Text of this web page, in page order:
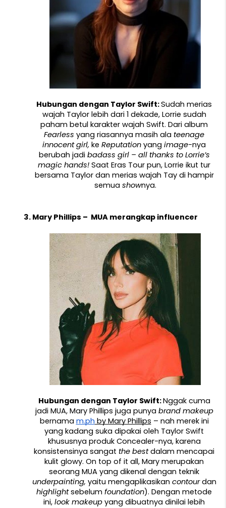
Hubungan dengan Taylor Swift: Sudah merias
wajah Taylor lebih dari 1 dekade, Lorrie sudah
Fearless yang riasannya masih ala teenage
innocent girl, ke Reputation yang image-nya
berubah jadi badass girl – all thanks to Lorrie’s
magic hands! Saat Eras Tour pun, Lorrie ikut tur
bersama Taylor dan merias wajah Tay di hampir
semua shownya.
Mary Phillips –  MUA merangkap influencer
Hubungan dengan Taylor Swift: Nggak cuma
jadi MUA, Mary Phillips juga punya
brand makeup
bernama m.ph by Mary Phillips – nah merek ini
yang kadang suka dipakai oleh Taylor Swift
khususnya produk Concealer-nya, karena
konsistensinya sangat the best dalam mencapai
kulit glowy. On top of it all, Mary merupakan
underpainting, yaitu mengaplikasikan contour
highlight sebelum foundation). Dengan metode
ini, look makeup